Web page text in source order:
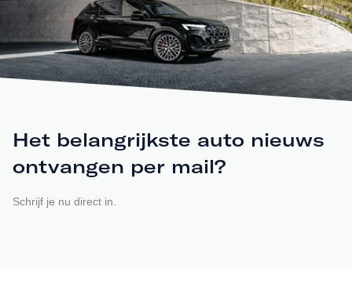
Het belangrijkste auto nieuws
ontvangen per mail?
Schrijf je nu direct in.